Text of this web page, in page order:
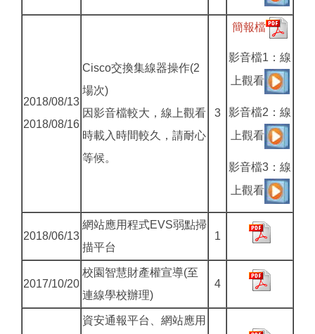
2018/08/13
2018/08/16
Cisco交換集線器操作(2
場次)
因影音檔較大，線上觀看
時載入時間較久，請耐心
等候。
3
簡報檔
影音檔1：線
上觀看
影音檔2：線
上觀看
影音檔3：線
上觀看
2018/06/13
網站應用程式EVS弱點掃
描平台
1
2017/10/20
校園智慧財產權宣導(至
連線學校辦理)
4
資安通報平台、網站應用